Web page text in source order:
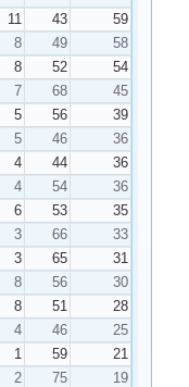
11 43
59
8 49
58
8 52
54
7 68
45
5 56
39
5 46
36
4 44
36
4 54
36
6 53
35
3 66
33
3 65
31
8 56
30
8 51
28
4 46
25
1 59
21
2 75
19